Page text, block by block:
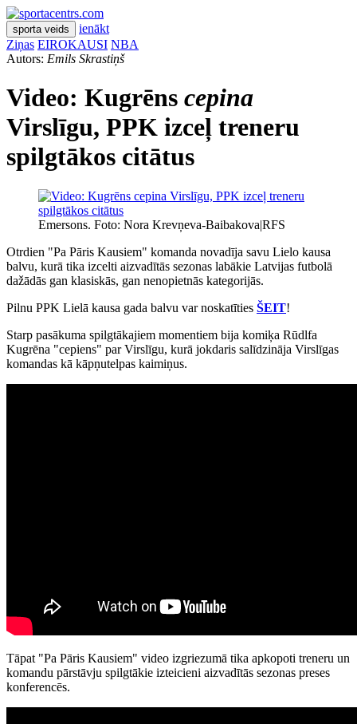
sporta veids
ienākt
Ziņas EIROKAUSI NBA
Autors: Emils Skrastiņš
Video: Kugrēns cepina
Virslīgu, PPK izceļ treneru
spilgtākos citātus
Emersons. Foto: Nora Krevņeva-Baibakova|RFS
Otrdien "Pa Pāris Kausiem" komanda novadīja savu Lielo kausa
balvu, kurā tika izcelti aizvadītās sezonas labākie Latvijas futbolā
dažādās gan klasiskās, gan nenopietnās kategorijās.
Pilnu PPK Lielā kausa gada balvu var noskatīties ŠEIT!
Starp pasākuma spilgtākajiem momentiem bija komiķa Rūdlfa
Kugrēna "cepiens" par Virslīgu, kurā jokdaris salīdzināja Virslīgas
komandas kā kāpņutelpas kaimiņus.
Tāpat "Pa Pāris Kausiem" video izgriezumā tika apkopoti treneru un
komandu pārstāvju spilgtākie izteicieni aizvadītās sezonas preses
konferencēs.